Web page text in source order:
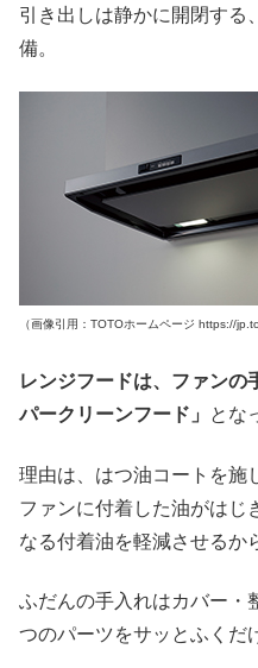
引き出しは静かに開閉する
備。
（画像引用：TOTOホームページ https://
レンジフードは、ファンの
パークリーンフード」
とな
理由は、はつ油コートを施
ファンに付着した油がはじ
なる付着油を軽減させるか
ふだんの手入れはカバー・
つのパーツをサッとふくだ